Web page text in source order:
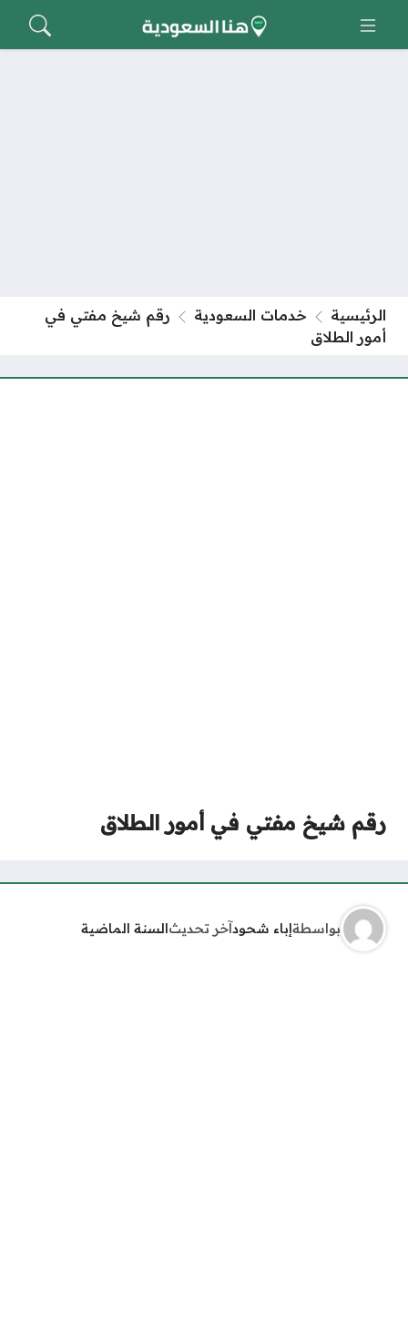
الرئيسية خدمات السعودية
رقم شيخ مفتي في
أمور الطلاق
رقم شيخ مفتي في أمور الطلاق
بواسطةإباء شحودآخر تحديثالسنة الماضية